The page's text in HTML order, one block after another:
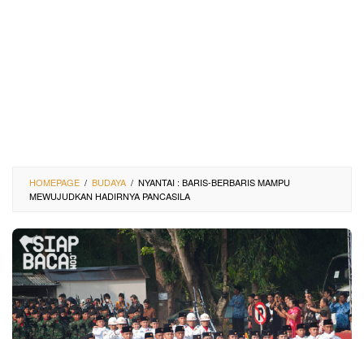
HOMEPAGE / BUDAYA / NYANTAI : BARIS-BERBARIS MAMPU
MEWUJUDKAN HADIRNYA PANCASILA